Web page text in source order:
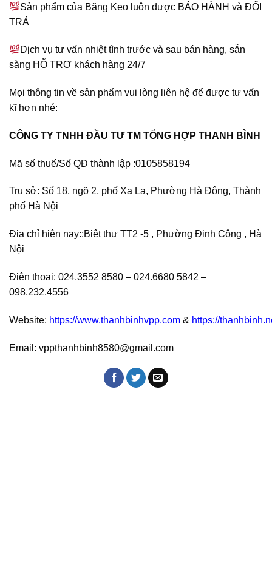
Sản phẩm của Băng Keo luôn được BẢO HÀNH và ĐỔI
TRẢ
Dịch vụ tư vấn nhiệt tình trước và sau bán hàng, sẵn
sàng HỖ TRỢ khách hàng 24/7
Mọi thông tin về sản phẩm vui lòng liên hệ để được tư vấn
kĩ hơn nhé:
CÔNG TY TNHH ĐẦU TƯ TM TỔNG HỢP THANH BÌNH
Mã số thuế/Số QĐ thành lập :0105858194
Trụ sở: Số 18, ngõ 2, phố Xa La, Phường Hà Đông, Thành
phố Hà Nội
Địa chỉ hiện nay::Biệt thự TT2 -5 , Phường Định Công , Hà
Nội
Điện thoại: 024.3552 8580 – 024.6680 5842 –
098.232.4556
Website: https://www.thanhbinhvpp.com & https://
Email: vppthanhbinh8580@gmail.com